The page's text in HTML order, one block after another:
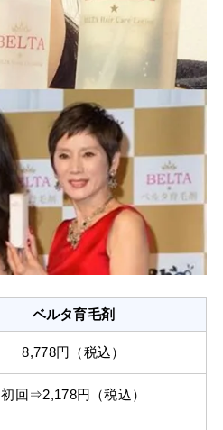
ベルタ育毛剤
8,778円（税込）
初回⇒2,178円（税込）